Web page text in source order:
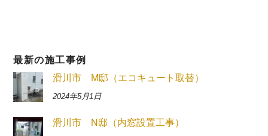
最新の施工事例
滑川市 M邸（エコキュート取替）
2024年5月1日
滑川市 N邸（内窓設置工事）